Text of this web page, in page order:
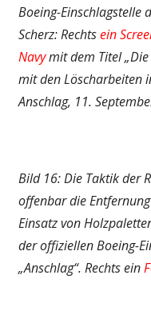
Boeing-Einschlagstelle
Scherz: Rechtsein
Navymit dem Titel „Die
mit den Löscharbeiten
Anschlag, 11.
Bild 16: Die Taktik der
offenbar die
Einsatz von
der offiziellen Boeing-
„Anschlag“. Rechts ein